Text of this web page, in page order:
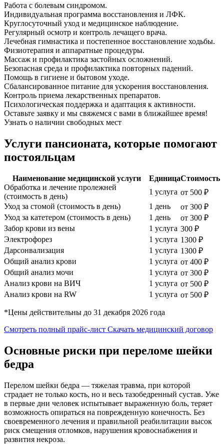
Работа с болевым синдромом.
Индивидуальная программа восстановления и ЛФК.
Круглосуточный уход и медицинское наблюдение.
Регулярный осмотр и контроль лечащего врача.
Лечебная гимнастика и постепенное восстановление ходьбы.
Физиотерапия и аппаратные процедуры.
Массаж и профилактика застойных осложнений.
Безопасная среда и профилактика повторных падений.
Помощь в гигиене и бытовом уходе.
Сбалансированное питание для ускорения восстановления.
Контроль приема лекарственных препаратов.
Психологическая поддержка и адаптация к активности.
Оставьте заявку и мы свяжемся с вами в ближайшее время!
Узнать о наличии свободных мест
Услуги пансионата, которые помогают
постояльцам
Наименование медицинской услуги ЕдиницаСтоимость
Обработка и лечение пролежней
(стоимость в день)
1 услуга от 500 ₽
Уход за стомой (стоимость в день)
1 день
от 300 ₽
Уход за катетером (стоимость в день)
1 день
от 300 ₽
Забор крови из вены
1 услуга 300 ₽
Электрофорез
1 услуга 1300 ₽
Дарсонвализация
1 услуга 1300 ₽
Общий анализ крови
1 услуга от 400 ₽
Общий анализ мочи
1 услуга от 300 ₽
Анализ крови на ВИЧ
1 услуга от 500 ₽
Анализ крови на RW
1 услуга от 500 ₽
*Цены действительны до 31 декабря 2026 года
Смотреть полный прайс-лист Скачать медицинский договор
Основные риски при переломе шейки
бедра
Перелом шейки бедра — тяжелая травма, при которой
страдает не только кость, но и весь тазобедренный сустав. Уже
в первые дни человек испытывает выраженную боль, теряет
возможность опираться на поврежденную конечность. Без
своевременного лечения и правильной реабилитации высок
риск смещения отломков, нарушения кровоснабжения и
развития некроза.